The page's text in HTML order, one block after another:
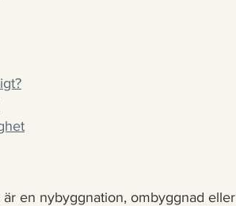
en nybyggnation, ombyggnad eller